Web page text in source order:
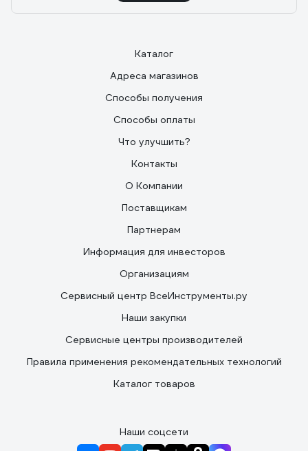
Каталог
Адреса магазинов
Способы получения
Способы оплаты
Что улучшить?
Контакты
О Компании
Поставщикам
Партнерам
Информация для инвесторов
Организациям
Сервисный центр ВсеИнструменты.ру
Наши закупки
Сервисные центры производителей
Правила применения рекомендательных технологий
Каталог товаров
Наши соцсети